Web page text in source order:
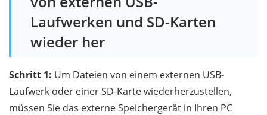
Laufwerken und SD-Karten
wieder her
Schritt 1: Um Dateien von einem externen USB-
Laufwerk oder einer SD-Karte wiederherzustellen,
müssen Sie das externe Speichergerät in Ihren PC